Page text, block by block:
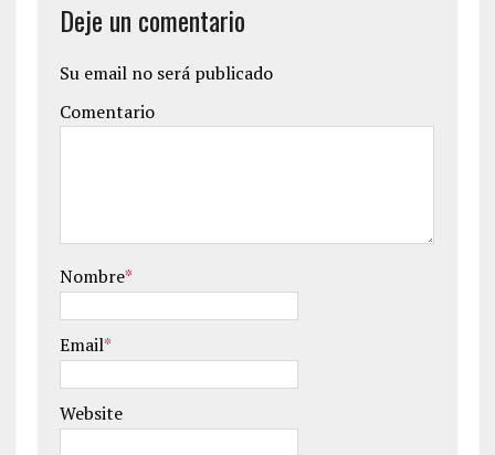
Deje un comentario
Su email no será publicado
Comentario
Nombre*
Email*
Website